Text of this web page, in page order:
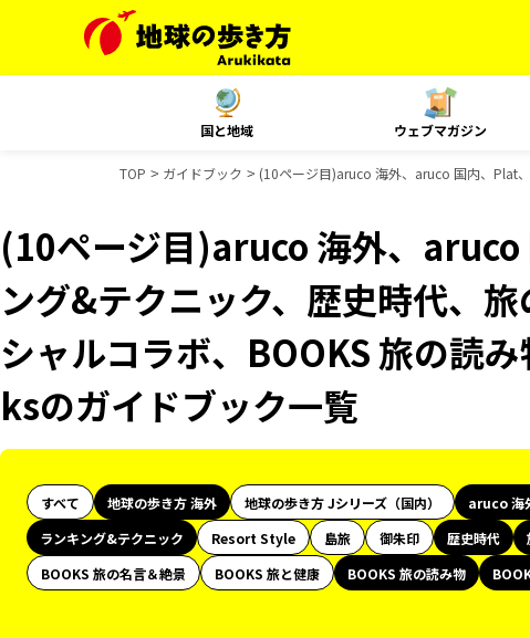
国と地域 ウェブマガジン
TOP ガイドブック (10ページ目)aruco 海外、aruco 国内、Plat
(10ページ目)aruco 海外、
ング&テクニック、歴史時代、
シャルコラボ、BOOKS 旅の読
ksのガイドブック一覧
すべて 地球の歩き方 海外 地球の歩き方 Jシリーズ（国内） aruco 海
ランキング&テクニック
Resort Style 島旅 御朱印 歴史時代
BOOKS 旅の名言＆絶景
BOOKS 旅と健康 BOOKS 旅の読み物